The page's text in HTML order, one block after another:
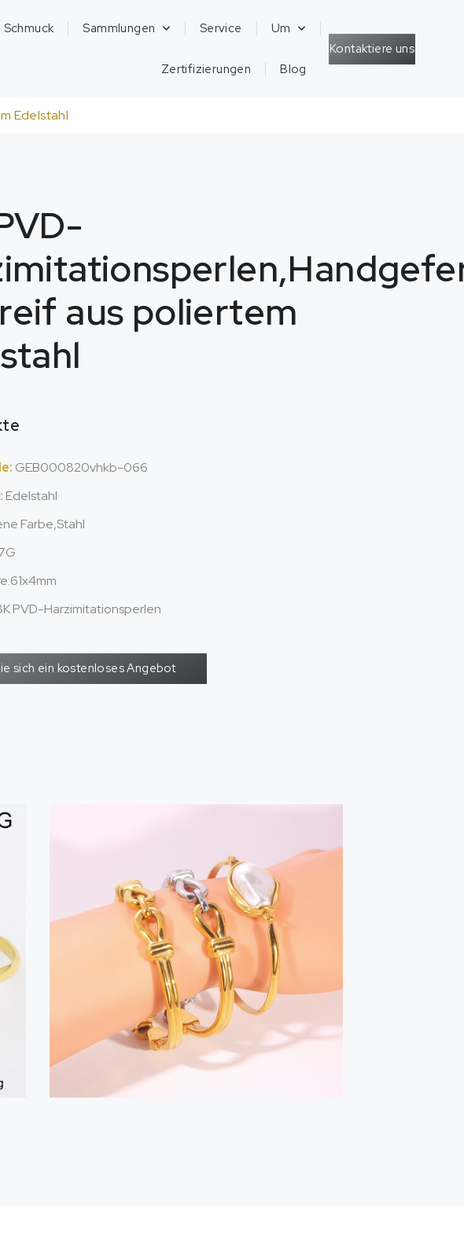
Sammlungen Service Um
Zertifizierungen Blog
Kontaktiere uns
Edelstahl
aus poliertem
GEB000820vhkb-066
Edelstahl
Farbe,Stahl
PVD-Harzimitationsperlen
sich ein kostenloses Angebot